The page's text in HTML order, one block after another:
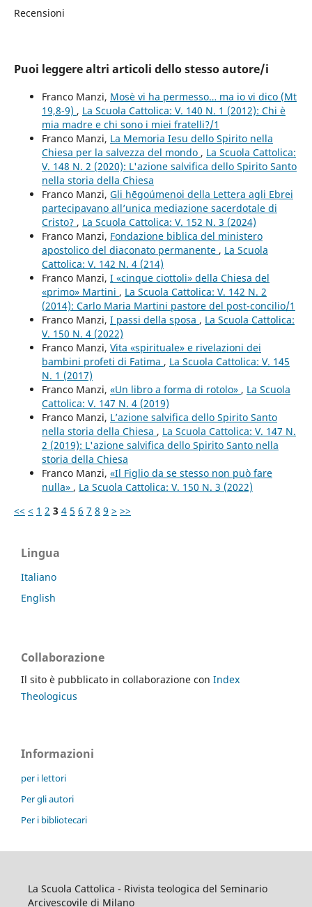
Recensioni
Puoi leggere altri articoli dello stesso autore/i
Franco Manzi, Mosè vi ha permesso… ma io vi dico (Mt
19,8-9) , La Scuola Cattolica: V. 140 N. 1 (2012): Chi è
mia madre e chi sono i miei fratelli?/1
Franco Manzi, La Memoria Iesu dello Spirito nella
Chiesa per la salvezza del mondo , La Scuola Cattolica:
V. 148 N. 2 (2020): L'azione salvifica dello Spirito Santo
nella storia della Chiesa
Franco Manzi, Gli hēgoúmenoi della Lettera agli Ebrei
partecipavano all’unica mediazione sacerdotale di
Cristo? , La Scuola Cattolica: V. 152 N. 3 (2024)
Franco Manzi, Fondazione biblica del ministero
apostolico del diaconato permanente , La Scuola
Cattolica: V. 142 N. 4 (214)
Franco Manzi, I «cinque ciottoli» della Chiesa del
«primo» Martini , La Scuola Cattolica: V. 142 N. 2
(2014): Carlo Maria Martini pastore del post-concilio/1
Franco Manzi, I passi della sposa , La Scuola Cattolica:
V. 150 N. 4 (2022)
Franco Manzi, Vita «spirituale» e rivelazioni dei
bambini profeti di Fatima , La Scuola Cattolica: V. 145
N. 1 (2017)
Franco Manzi, «Un libro a forma di rotolo» , La Scuola
Cattolica: V. 147 N. 4 (2019)
Franco Manzi, L’azione salvifica dello Spirito Santo
nella storia della Chiesa , La Scuola Cattolica: V. 147 N.
2 (2019): L'azione salvifica dello Spirito Santo nella
storia della Chiesa
Franco Manzi, «Il Figlio da se stesso non può fare
nulla» , La Scuola Cattolica: V. 150 N. 3 (2022)
<< < 1 2 3 4 5 6 7 8 9 > >>
Lingua
Italiano
English
Collaborazione
Il sito è pubblicato in collaborazione con Index
Theologicus
Informazioni
per i lettori
Per gli autori
Per i bibliotecari
La Scuola Cattolica - Rivista teologica del Seminario
Arcivescovile di Milano